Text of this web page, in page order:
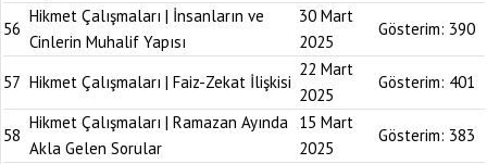
56
Hikmet Çalışmaları | İnsanların ve
Cinlerin Muhalif Yapısı
30 Mart
2025
Gösterim: 390
57 Hikmet Çalışmaları | Faiz-Zekat İlişkisi
22 Mart
2025
Gösterim: 401
58
Hikmet Çalışmaları | Ramazan Ayında
Akla Gelen Sorular
15 Mart
2025
Gösterim: 383